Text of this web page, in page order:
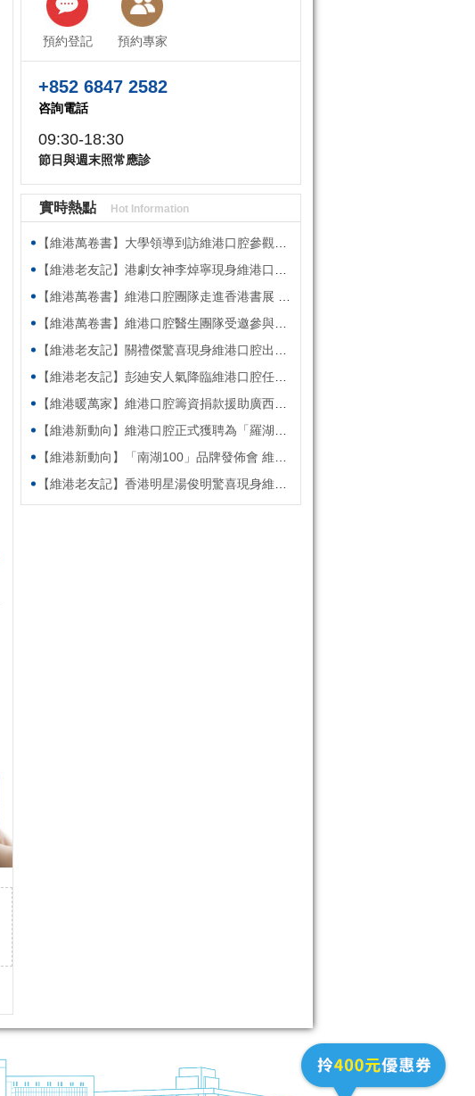
預約登記 預約專家
+852 6847 2582
咨詢電話
09:30-18:30
節日與週末照常應診
實時熱點 Hot Information
【維港萬卷書】大學領導到訪維港口腔參觀交流 高度讚賞院感消毒與規範化管理
【維港老友記】港劇女神李焯寧現身維港口腔擔任一日店長，分享護牙心得
【維港萬卷書】維港口腔團隊走進香港書展 感受閱讀力量拓寬專業視野
【維港萬卷書】維港口腔醫生團隊受邀參與美國登士柏西諾德專題研討 聚焦無牙頜種植修復前沿策略
【維港老友記】關禮傑驚喜現身維港口腔出任明星一日CEO 即場演繹同分享經驗！
【維港老友記】彭廸安人氣降臨維港口腔任明星一日店長 勁歌熱舞快閃表演點燃全場！
【維港暖萬家】維港口腔籌資捐款援助廣西洪澇災區 攜手香港廣西南寧同鄉會共獻愛心
【維港新動向】維港口腔正式獲聘為「羅湖區社會醫療機構行業協會監事單位」
【維港新動向】「南湖100」品牌發佈會 維港口腔獲評「突出貢獻企業」殊榮
【維港老友記】香港明星湯俊明驚喜現身維港口腔 擔任明星一日店長！